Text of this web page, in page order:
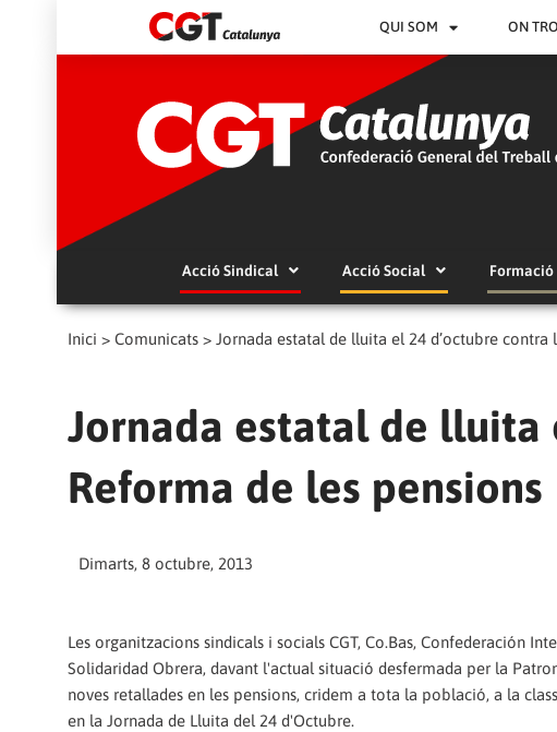
QUI SOM ON
Acció Sindical Acció Social Formació
Inici > Comunicats > Jornada estatal de lluita el 24 d’octubre contra
Jornada estatal de lluita
Reforma de les pensions
Dimarts, 8 octubre, 2013
Les organitzacions sindicals i socials CGT, Co.Bas, Confederación
Solidaridad Obrera, davant l'actual situació desfermada per la
noves retallades en les pensions, cridem a tota la població, a la
en la Jornada de Lluita del 24 d'Octubre.